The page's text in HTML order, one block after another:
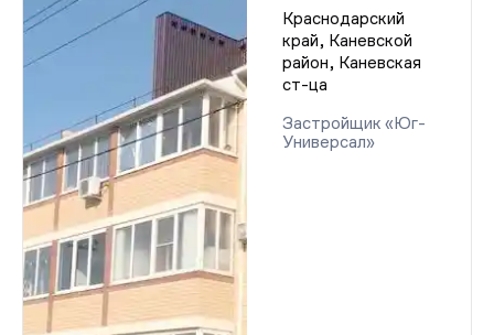
Краснодарский
край, Каневской
район, Каневская
ст-ца
Застройщик «Юг-
Универсал»